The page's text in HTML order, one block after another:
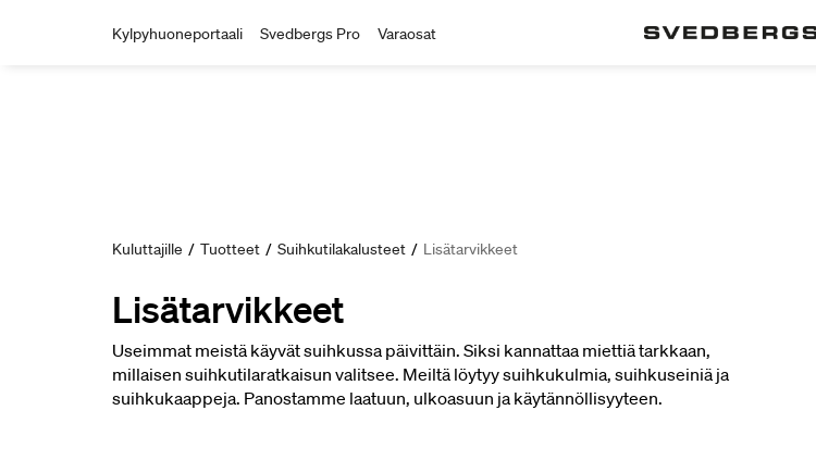
Kylpyhuoneportaali Svedbergs Pro Varaosat
Kuluttajille / Tuotteet / Suihkutilakalusteet / Lisätarvikkeet
Lisätarvikkeet
Useimmat meistä käyvät suihkussa päivittäin. Siksi kannattaa miettiä tarkkaan,
millaisen suihkutilaratkaisun valitsee. Meiltä löytyy suihkukulmia, suihkuseiniä ja
suihkukaappeja. Panostamme laatuun, ulkoasuun ja käytännöllisyyteen.